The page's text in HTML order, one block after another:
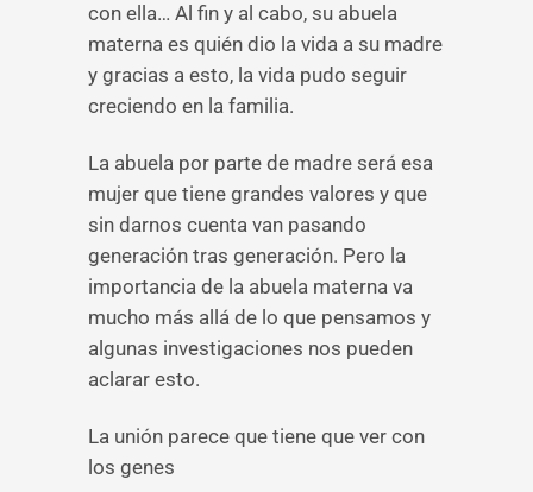
con ella… Al fin y al cabo, su abuela
materna es quién dio la vida a su madre
y gracias a esto, la vida pudo seguir
creciendo en la familia.
La abuela por parte de madre será esa
mujer que tiene grandes valores y que
sin darnos cuenta van pasando
generación tras generación. Pero la
importancia de la abuela materna va
mucho más allá de lo que pensamos y
algunas investigaciones nos pueden
aclarar esto.
La unión parece que tiene que ver con
los genes